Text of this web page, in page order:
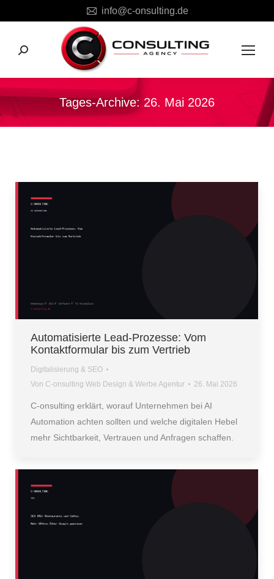
info@c-onsulting.de
Search:
Tages-Archive: 26. Mai 2026
Automatisierte Lead-Prozesse: Vom
Kontaktformular bis zum Vertrieb
Digitalisierung & SEO
Von C-onsulting Web Design & Werbe Agentur 26. Mai 2026
C-onsulting erklärt, worauf Unternehmen bei AI
Automation achten sollten und welche digitalen Hebel
mehr Sichtbarkeit, Vertrauen und Anfragen schaffen.